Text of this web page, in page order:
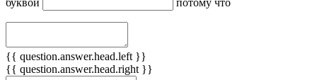
буквой потому что
{{ question.answer.head.left }}
{{ question.answer.head.right }}